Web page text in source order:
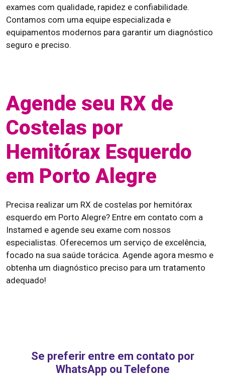
exames com qualidade, rapidez e confiabilidade.
Contamos com uma equipe especializada e
equipamentos modernos para garantir um diagnóstico
seguro e preciso.
Agende seu RX de
Costelas por
Hemitórax Esquerdo
em Porto Alegre
Precisa realizar um RX de costelas por hemitórax
esquerdo em Porto Alegre? Entre em contato com a
Instamed e agende seu exame com nossos
especialistas. Oferecemos um serviço de excelência,
focado na sua saúde torácica. Agende agora mesmo e
obtenha um diagnóstico preciso para um tratamento
adequado!
Se preferir entre em contato por
WhatsApp ou Telefone